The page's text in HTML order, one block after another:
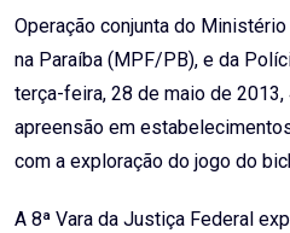
Operação conjunta do
na Paraíba (MPF/PB), e da
terça-feira, 28 de maio de
apreensão em
com a exploração do jogo do
A 8ª Vara da Justiça Federal